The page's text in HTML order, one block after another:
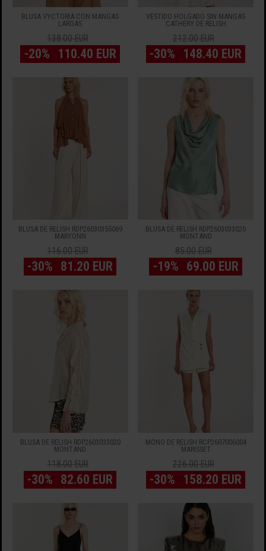
BLUSA VYCTORIA CON MANGAS
LARGAS
138.00 EUR
-20% 110.40 EUR
VESTIDO HOLGADO SIN MANGAS
CATHERY DE RELISH
212.00 EUR
-30% 148.40 EUR
BLUSA DE RELISH RDP26030355069
MARYONN
116.00 EUR
-30% 81.20 EUR
BLUSA DE RELISH RDP2603033020
MONTAND
85.00 EUR
-19% 69.00 EUR
BLUSA DE RELISH RDP2603033020
MONTAND
118.00 EUR
-30% 82.60 EUR
MONO DE RELISH RCP2607006004
MARISSET
226.00 EUR
-30% 158.20 EUR